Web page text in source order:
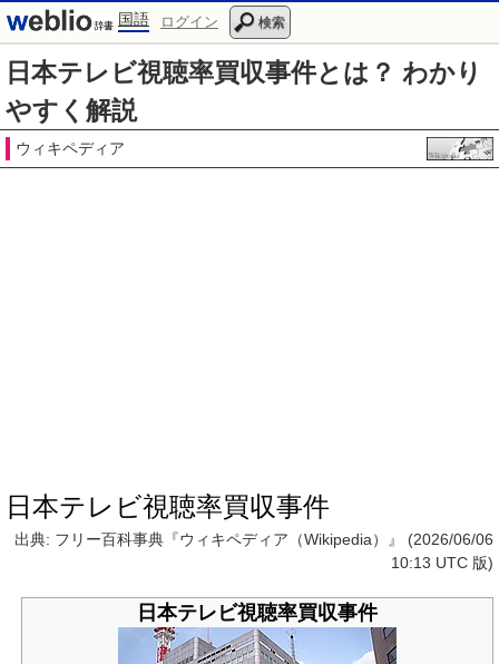
国語 ログイン 検索
日本テレビ視聴率買収事件とは？ わかり
やすく解説
ウィキペディア
日本テレビ視聴率買収事件
出典: フリー百科事典『ウィキペディア（Wikipedia）』 (2026/06/06
10:13 UTC 版)
日本テレビ視聴率買収事件